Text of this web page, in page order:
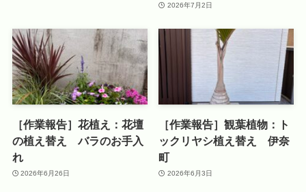
2026年7月2日
［作業報告］花植え：花壇
の植え替え バラのお手入
れ
2026年6月26日
［作業報告］観葉植物：ト
ックリヤシ植え替え 伊奈
町
2026年6月3日